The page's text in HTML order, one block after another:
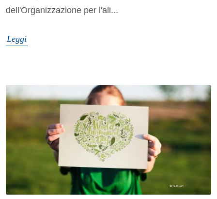
dell'Organizzazione per l'ali...
Leggi